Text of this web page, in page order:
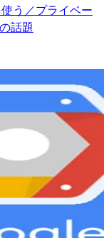
う／プライベー
話題